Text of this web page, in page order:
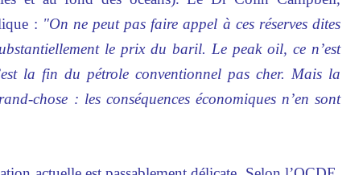
: "On ne peut pas faire appel à ces réserves dites
le prix du baril. Le peak oil, ce n’est
la fin du pétrole conventionnel pas cher. Mais la
chose : les conséquences économiques n’en sont